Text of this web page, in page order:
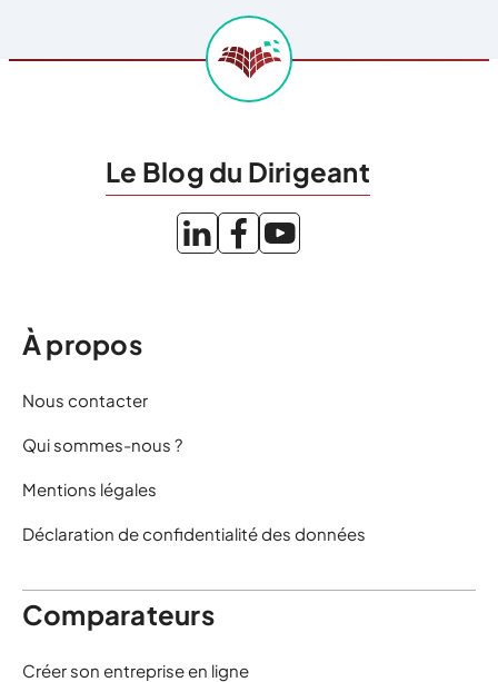
Le Blog du Dirigeant
À propos
Nous contacter
Qui sommes-nous ?
Mentions légales
Déclaration de confidentialité des données
Comparateurs
Créer son entreprise en ligne